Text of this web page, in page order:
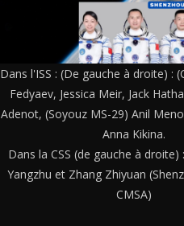
Dans l'ISS : (De gauche à droite) :
Fedyaev, Jessica Meir, Jack
Adenot, (Soyouz MS-29) Anil
Anna Kikina.
Dans la CSS (de gauche à droite)
Yangzhu et Zhang Zhiyuan
CMSA)